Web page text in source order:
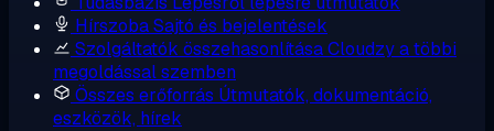
HírszobaSajtó és bejelentések
Szolgáltatók összehasonlításaCloudzy a többi
megoldással szemben
Összes erőforrás Útmutatók, dokumentáció,
eszközök, hírek